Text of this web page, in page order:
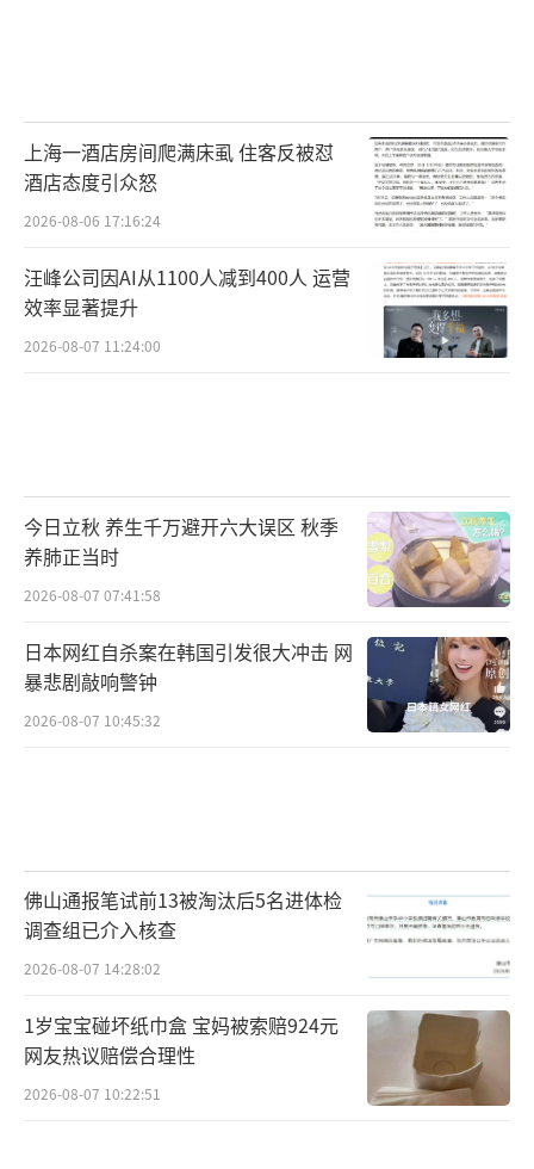
上海一酒店房间爬满床虱 住客反被怼
酒店态度引众怒
2026-08-06 17:16:24
汪峰公司因AI从1100人减到400人 运营
效率显著提升
2026-08-07 11:24:00
今日立秋 养生千万避开六大误区 秋季
养肺正当时
2026-08-07 07:41:58
日本网红自杀案在韩国引发很大冲击 网
暴悲剧敲响警钟
2026-08-07 10:45:32
佛山通报笔试前13被淘汰后5名进体检
调查组已介入核查
2026-08-07 14:28:02
1岁宝宝碰坏纸巾盒 宝妈被索赔924元
网友热议赔偿合理性
2026-08-07 10:22:51